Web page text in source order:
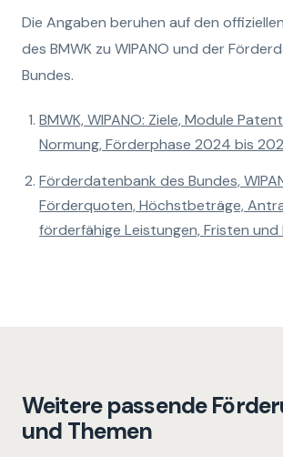
Die Angaben beruhen auf den
des BMWK zu WIPANO und der
Bundes.
BMWK, WIPANO: Ziele, Module
Normung, Förderphase 2024 bis
Förderdatenbank des Bundes,
Förderquoten, Höchstbeträge,
förderfähige Leistungen, Fristen
Weitere passende
und Themen